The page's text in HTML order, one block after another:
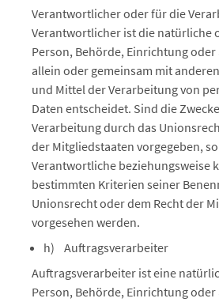
Verantwortlicher oder für die
Verantwortlicher ist die natürliche
Person, Behörde, Einrichtung
allein oder gemeinsam mit
und Mittel der Verarbeitung von
Daten entscheidet. Sind die
Verarbeitung durch das
der Mitgliedstaaten vorgegeben,
Verantwortliche beziehungsweise
bestimmten Kriterien seiner
Unionsrecht oder dem Recht der
vorgesehen werden.
h) Auftragsverarbeiter
Auftragsverarbeiter ist eine
Person, Behörde, Einrichtung